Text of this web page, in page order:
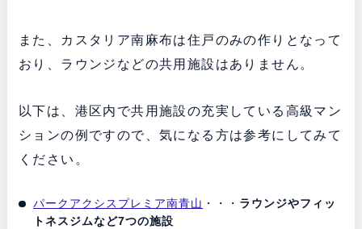
また、カスタリア南麻布は住戸のみの作りとなって
おり、ラウンジなどの共用施設はありません。
以下は、港区内で共用施設の充実している高級マン
ションの例ですので、気になる方は参考にしてみて
ください。
パークアクシスプレミア南青山 ・・・ ラウンジやフィッ
トネスジムなど7つの施設